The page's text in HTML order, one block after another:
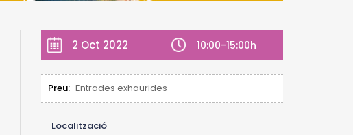
2 Oct 2022 10:00-15:00h
Preu: Entrades exhaurides
Localització